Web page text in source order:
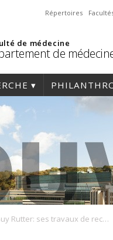
Répertoires
de médecine
de
Guy Rutter: ses travaux de recherche sur les gènes associés au diabète de type 2